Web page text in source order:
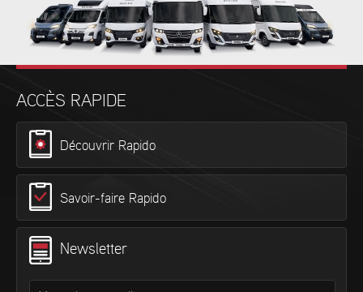
ACCÈS RAPIDE
Découvrir Rapido
Savoir-faire Rapido
Newsletter